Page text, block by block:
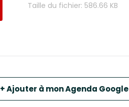
Taille du fichier: 586.66 KB
+ Ajouter à mon Agenda Google